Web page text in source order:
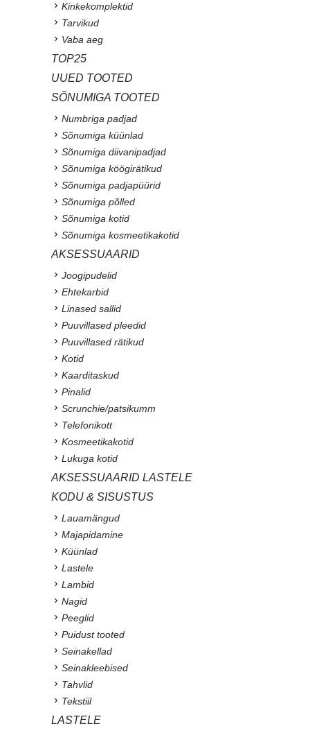
Kinkekomplektid
Tarvikud
Vaba aeg
TOP25
UUED TOOTED
SÕNUMIGA TOOTED
Numbriga padjad
Sõnumiga küünlad
Sõnumiga diivanipadjad
Sõnumiga köögirätikud
Sõnumiga padjapüürid
Sõnumiga põlled
Sõnumiga kotid
Sõnumiga kosmeetikakotid
AKSESSUAARID
Joogipudelid
Ehtekarbid
Linased sallid
Puuvillased pleedid
Puuvillased rätikud
Kotid
Kaarditaskud
Pinalid
Scrunchie/patsikumm
Telefonikott
Kosmeetikakotid
Lukuga kotid
AKSESSUAARID LASTELE
KODU & SISUSTUS
Lauamängud
Majapidamine
Küünlad
Lastele
Lambid
Nagid
Peeglid
Puidust tooted
Seinakellad
Seinakleebised
Tahvlid
Tekstiil
LASTELE